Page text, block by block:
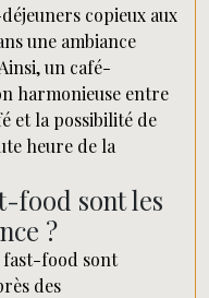
copieux aux
une ambiance
un café-
harmonieuse entre
et la possibilité de
heure de la
food sont les
?
fast-food sont
des